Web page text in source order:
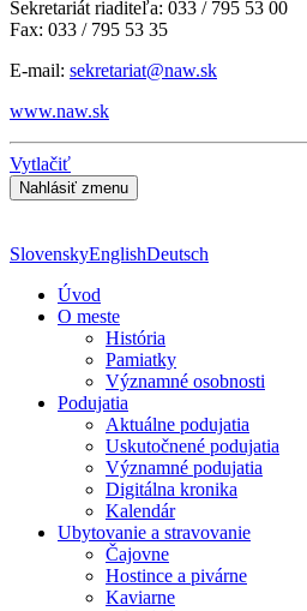
Sekretariát riaditeľa: 033 / 795 53 00
Fax: 033 / 795 53 35
E-mail: sekretariat@naw.sk
www.naw.sk
Vytlačiť
SlovenskyEnglishDeutsch
Úvod
O meste
História
Pamiatky
Významné osobnosti
Podujatia
Aktuálne podujatia
Uskutočnené podujatia
Významné podujatia
Digitálna kronika
Kalendár
Ubytovanie a stravovanie
Čajovne
Hostince a pivárne
Kaviarne